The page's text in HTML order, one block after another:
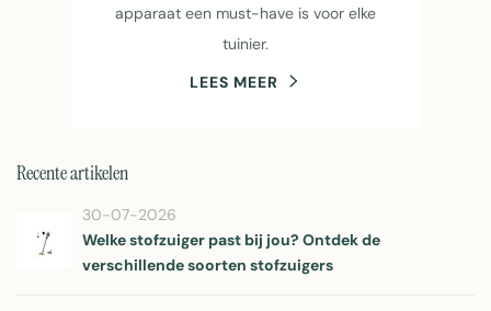
apparaat een must-have is voor elke
tuinier.
LEES MEER
Recente artikelen
30-07-2026
Welke stofzuiger past bij jou? Ontdek de
verschillende soorten stofzuigers